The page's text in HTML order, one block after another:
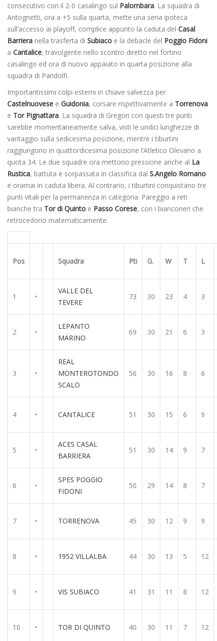
consecutivo con il 2-0 casalingo sul Palombara. La squadra di
Antognetti, ora a +5 sulla quarta, mette una seria ipoteca
sull’accesso ai playoff, complice appunto la caduta del Casal
Barriera nella trasferta di Subiaco e la debacle del Poggio Fidoni
a Cantalice, travolgente nello scontro diretto nel fortino
casalingo ed ora di nuovo appaiato in quarta posizione alla
squadra di Pandolfi.
Importantissimi colpi esterni in chiave salvezza per
Castelnuovese e Guidonia, corsare rispettivamente a Torrenova
e Tor Pignattara. La squadra di Gregori con questi tre punti
sarebbe momentaneamente salva, visti le undici lunghezze di
vantaggio sulla sedicesima posizione, mentre i tiburtini
raggiungono in quattordicesima posizione l’Atletico Olevano a
quota 34. Le due squadre ora mettono pressione anche al La
Rustica, battuta e sorpassata in classifica dal S.Angelo Romano
e oramai in caduta libera. Al contrario, i tiburtini conquistano tre
punti vitali per la permanenza in categoria. Pareggio a reti
bianche tra Tor di Quinto e Passo Corese, con i bianconeri che
retrocedono matematicamente.
Pos Squadra Pti G. W T L
1 •
VALLE DEL
TEVERE
73 30 23 4 3
2 •
LEPANTO
MARINO
69 30 21 6 3
3 •
REAL
MONTEROTONDO
SCALO
56 30 16 8 6
4 • CANTALICE 51 30 15 6 9
5 •
ACES CASAL
BARRIERA
51 30 14 9 7
6 •
SPES POGGIO
FIDONI
50 29 14 8 7
7 • TORRENOVA 45 30 12 9 9
8 • 1952 VILLALBA 44 30 13 5 12
9 • VIS SUBIACO 41 31 11 8 12
10 • TOR DI QUINTO 40 30 11 7 12